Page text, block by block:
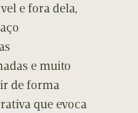
e fora dela,
e muito
de forma
que evoca